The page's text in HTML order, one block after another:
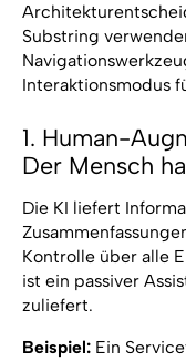
Substring
Interaktionsmodus
1. Human-
Der Mensch
Die KI liefert
Kontrolle über alle
ist ein passiver
zuliefert.
Beispiel:Ein